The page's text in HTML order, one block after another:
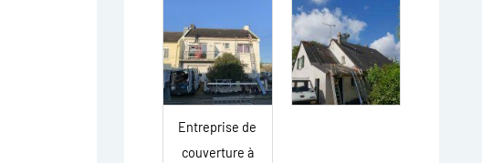
Entreprise de
couverture à